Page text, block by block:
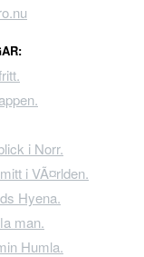
i Norr.
i VÃ¤rlden.
Hyena.
man.
Humla.